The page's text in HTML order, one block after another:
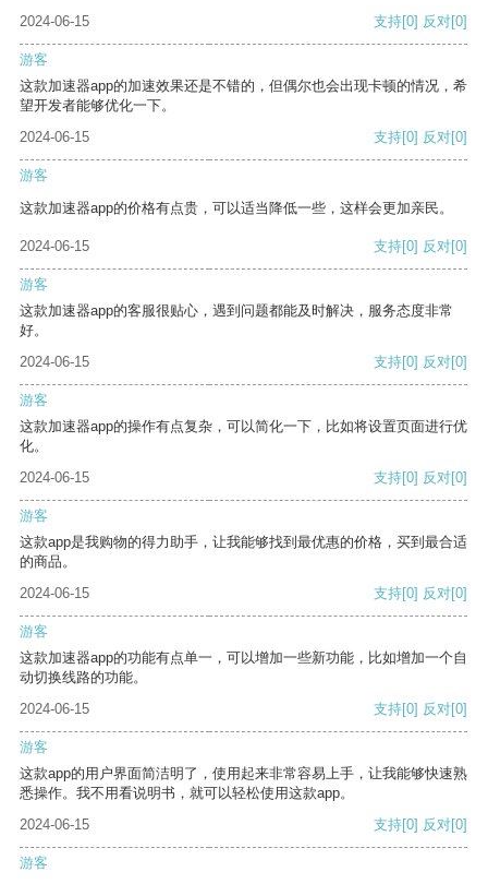
2024-06-15
支持[0] 反对[0]
游客
这款加速器app的加速效果还是不错的，但偶尔也会出现卡顿的情况，希
望开发者能够优化一下。
2024-06-15
支持[0] 反对[0]
游客
这款加速器app的价格有点贵，可以适当降低一些，这样会更加亲民。
2024-06-15 支持[0] 反对[0]
游客
这款加速器app的客服很贴心，遇到问题都能及时解决，服务态度非常
好。
2024-06-15
支持[0] 反对[0]
游客
这款加速器app的操作有点复杂，可以简化一下，比如将设置页面进行优
化。
2024-06-15
支持[0] 反对[0]
游客
这款app是我购物的得力助手，让我能够找到最优惠的价格，买到最合适
的商品。
2024-06-15
支持[0] 反对[0]
游客
这款加速器app的功能有点单一，可以增加一些新功能，比如增加一个自
动切换线路的功能。
2024-06-15
支持[0] 反对[0]
游客
这款app的用户界面简洁明了，使用起来非常容易上手，让我能够快速熟
悉操作。我不用看说明书，就可以轻松使用这款app。
2024-06-15
支持[0] 反对[0]
游客